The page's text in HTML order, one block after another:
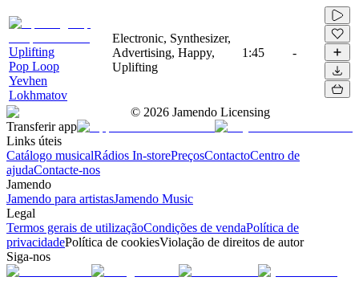
Uplifting
Pop Loop
Yevhen
Lokhmatov
Electronic, Synthesizer,
Advertising, Happy,
Uplifting
1:45 -
© 2026 Jamendo Licensing
Transferir app
Links úteis
Catálogo musicalRádios In-storePreçosContactoCentro de
ajudaContacte-nos
Jamendo
Jamendo para artistasJamendo Music
Legal
Termos gerais de utilizaçãoCondições de vendaPolítica de
privacidadePolítica de cookiesViolação de direitos de autor
Siga-nos